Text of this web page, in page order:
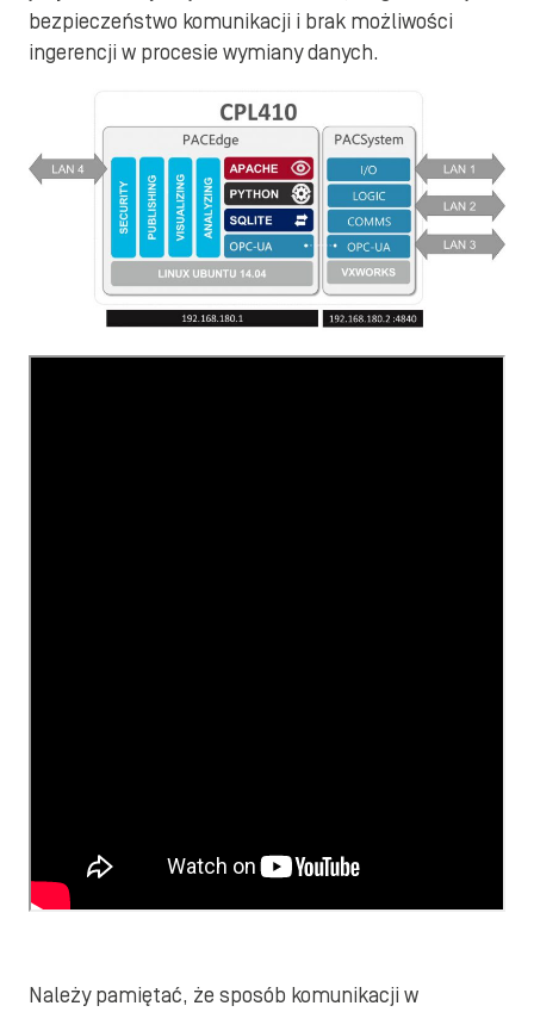
bezpieczeństwo komunikacji i brak możliwości
ingerencji w procesie wymiany danych.
Należy pamiętać, że sposób komunikacji w